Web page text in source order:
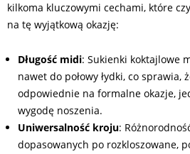
kilkoma kluczowymi cechami, które
na tę wyjątkową okazję:
Długość midi: Sukienki koktajlowe
nawet do połowy łydki, co sprawia,
odpowiednie na formalne okazje,
wygodę noszenia.
Uniwersalność kroju:
dopasowanych po rozkloszowane,